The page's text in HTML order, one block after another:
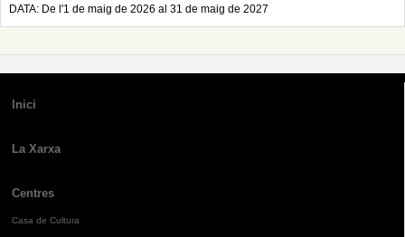
DATA: De l'1 de maig de 2026 al 31 de maig de 2027
Inici
La Xarxa
Centres
Casa de Cultura